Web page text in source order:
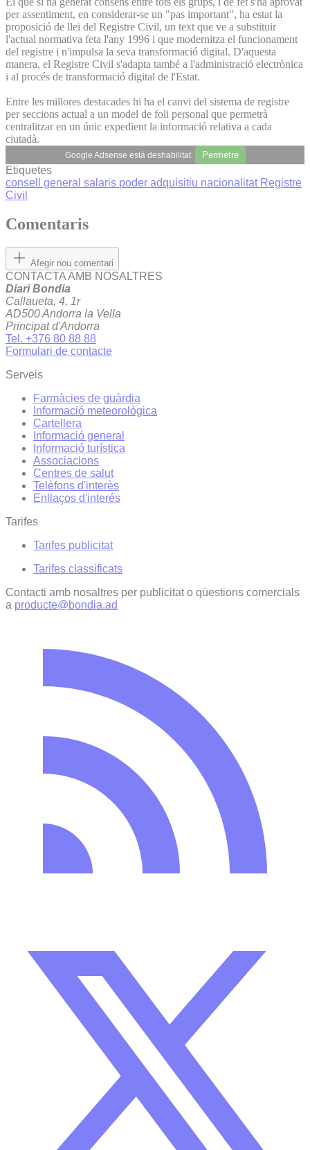
per assentiment, en considerar-se un "pas important", ha estat la
proposició de llei del Registre Civil, un text que ve a substituir
l'actual normativa feta l'any 1996 i que modernitza el funcionament
del registre i n'impulsa la seva transformació digital. D'aquesta
manera, el Registre Civil s'adapta també a l'administració electrònica
i al procés de transformació digital de l'Estat.
Entre les millores destacades hi ha el canvi del sistema de registre
per seccions actual a un model de foli personal que permetrà
centralitzar en un únic expedient la informació relativa a cada
ciutadà.
Google Adsense està deshabilitat. Permetre
Etiquetes
consell general salaris poder adquisitiu nacionalitat Registre
Civil
Comentaris
Afegir nou comentari
CONTACTA AMB NOSALTRES
Diari Bondia
Callaueta, 4, 1r
AD500 Andorra la Vella
Principat d'Andorra
Tel. +376 80 88 88
Formulari de contacte
Serveis
Farmàcies de guàrdia
Informació meteorològica
Cartellera
Informació general
Informació turística
Associacions
Centres de salut
Telèfons d'interès
Enllaços d'interés
Tarifes
Tarifes publicitat
Tarifes classificats
Contacti amb nosaltres per publicitat o qüestions comercials
a producte@bondia.ad